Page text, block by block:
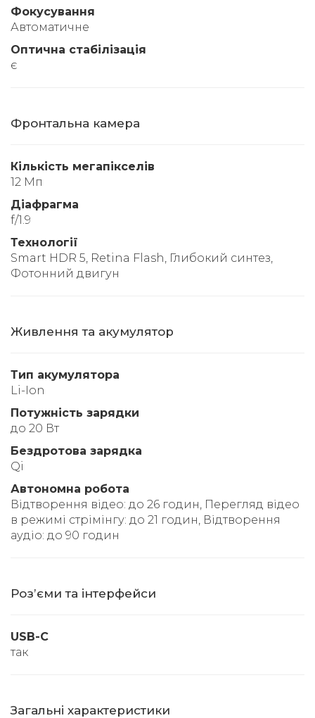
Фокусування
Автоматичне
Оптична стабілізація
є
Фронтальна камера
Кількість мегапікселів
12 Мп
Діафрагма
f/1.9
Технології
Smart HDR 5, Retina Flash, Глибокий синтез,
Фотонний двигун
Живлення та акумулятор
Тип акумулятора
Li-Ion
Потужність зарядки
до 20 Вт
Бездротова зарядка
Qi
Автономна робота
Відтворення відео: до 26 годин, Перегляд відео
в режимі стрімінгу: до 21 годин, Відтворення
аудіо: до 90 годин
Розʼєми та інтерфейси
USB-C
так
Загальні характеристики